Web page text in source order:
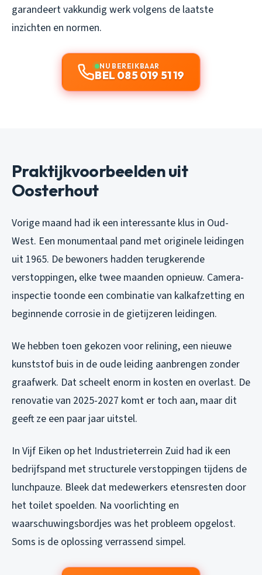
garandeert vakkundig werk volgens de laatste
inzichten en normen.
NU BEREIKBAAR
BEL 085 019 51 19
Praktijkvoorbeelden uit
Oosterhout
Vorige maand had ik een interessante klus in Oud-
West. Een monumentaal pand met originele leidingen
uit 1965. De bewoners hadden terugkerende
verstoppingen, elke twee maanden opnieuw. Camera-
inspectie toonde een combinatie van kalkafzetting en
beginnende corrosie in de gietijzeren leidingen.
We hebben toen gekozen voor relining, een nieuwe
kunststof buis in de oude leiding aanbrengen zonder
graafwerk. Dat scheelt enorm in kosten en overlast. De
renovatie van 2025-2027 komt er toch aan, maar dit
geeft ze een paar jaar uitstel.
In Vijf Eiken op het Industrieterrein Zuid had ik een
bedrijfspand met structurele verstoppingen tijdens de
lunchpauze. Bleek dat medewerkers etensresten door
het toilet spoelden. Na voorlichting en
waarschuwingsbordjes was het probleem opgelost.
Soms is de oplossing verrassend simpel.